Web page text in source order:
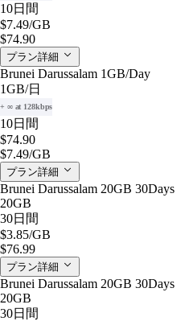
10日間
$7.49/GB
$74.90
プラン詳細
Brunei Darussalam 1GB/Day
1GB/日
+ ∞ at 128kbps
10日間
$74.90
$7.49/GB
プラン詳細
Brunei Darussalam 20GB 30Days
20GB
30日間
$3.85/GB
$76.99
プラン詳細
Brunei Darussalam 20GB 30Days
20GB
30日間